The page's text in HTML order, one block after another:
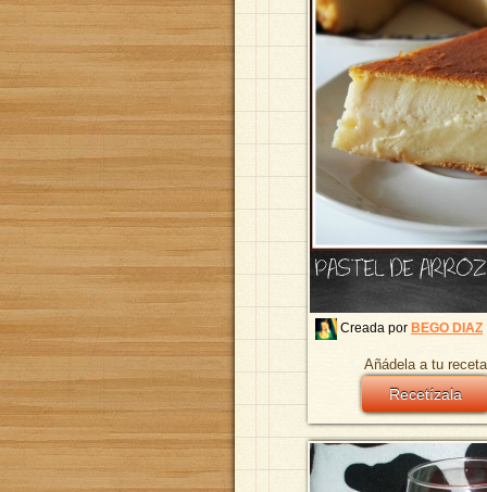
PASTEL DE ARROZ
Creada por BEGO DIAZ
Añádela a tu
Recetízala